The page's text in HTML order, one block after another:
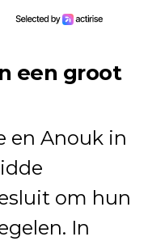
een groot
en Anouk in
om hun
In